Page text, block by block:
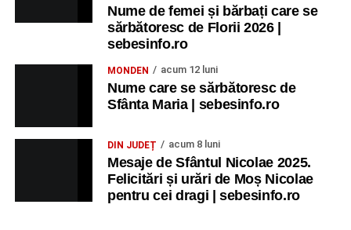
Nume de femei și bărbați care se
sărbătoresc de Florii 2026 |
sebesinfo.ro
MONDEN acum 12 luni
Nume care se sărbătoresc de
Sfânta Maria | sebesinfo.ro
DIN JUDEȚ acum 8 luni
Mesaje de Sfântul Nicolae 2025.
Felicitări și urări de Moș Nicolae
pentru cei dragi | sebesinfo.ro